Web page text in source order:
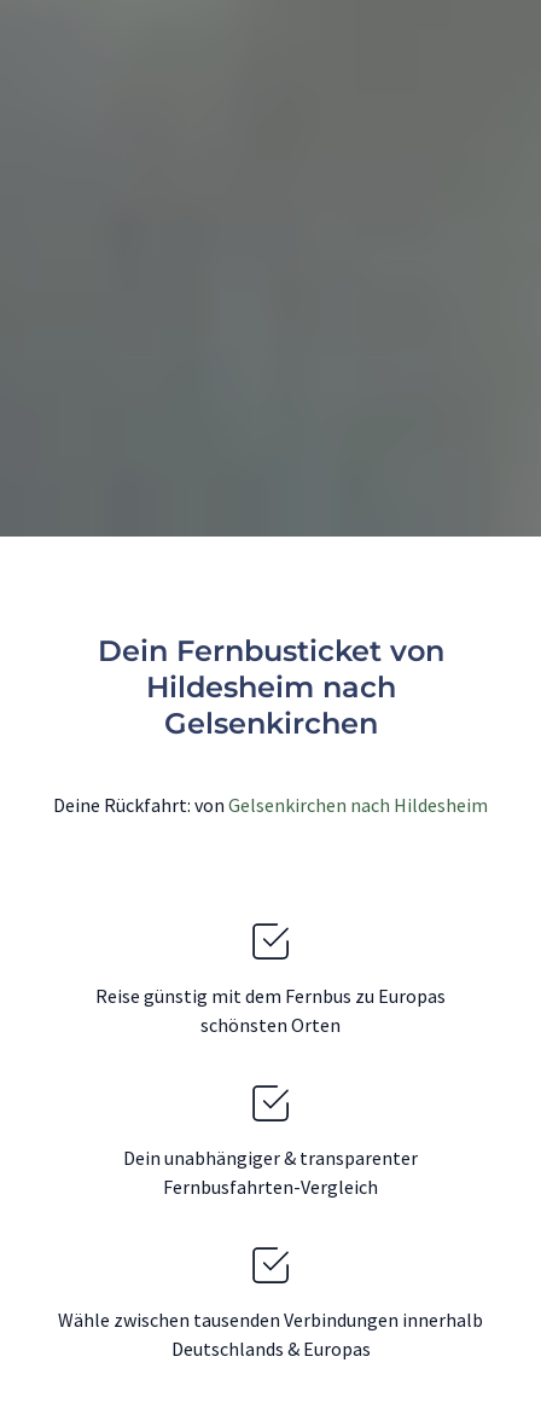
Dein Fernbusticket von
Hildesheim nach
Gelsenkirchen
Deine Rückfahrt: von Gelsenkirchen nach Hildesheim
Reise günstig mit dem Fernbus zu Europas
schönsten Orten
Dein unabhängiger & transparenter
Fernbusfahrten-Vergleich
Wähle zwischen tausenden Verbindungen innerhalb
Deutschlands & Europas